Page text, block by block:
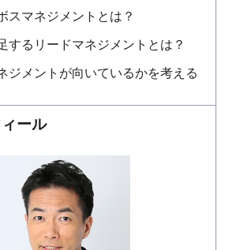
スマネジメントとは？
するリードマネジメントとは？
ジメントが向いているかを考える
ール